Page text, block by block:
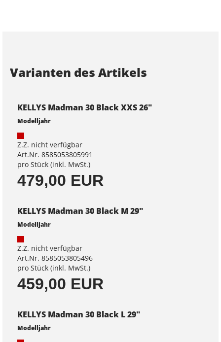
Varianten des Artikels
KELLYS Madman 30 Black XXS 26"
Modelljahr
Z.Z. nicht verfügbar
Art.Nr. 8585053805991
pro Stück (inkl. MwSt.)
479,00 EUR
KELLYS Madman 30 Black M 29"
Modelljahr
Z.Z. nicht verfügbar
Art.Nr. 8585053805496
pro Stück (inkl. MwSt.)
459,00 EUR
KELLYS Madman 30 Black L 29"
Modelljahr